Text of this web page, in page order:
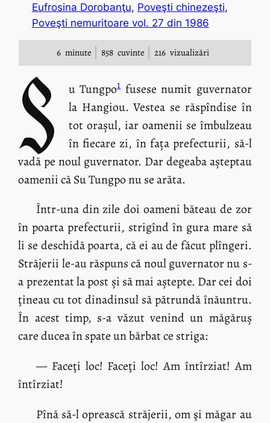
Eufrosina Dorobanţu, Poveşti chinezeşti
Poveşti nemuritoare vol. 27 din 1986
6 minute 858 cuvinte 216 vizualizări
S u Tungpo1fusese numit guvernator
la Hangiou. Vestea se răspîndise în
tot orașul, iar oamenii se îmbulzeau
în fiecare zi, în fața prefecturii, să-l
vadă pe noul guvernator. Dar degeaba așteptau
oamenii că Su Tungpo nu se arăta.
Într-una din zile doi oameni băteau de zor
în poarta prefecturii, strigînd în gura mare să
li se deschidă poarta, că ei au de făcut plîngeri.
Străjerii le-au răspuns că noul guvernator nu s-
a prezentat la post și să mai aștepte. Dar cei doi
ţineau cu tot dinadinsul să pătrundă înăuntru.
În acest timp, s-a văzut venind un măgăruș
care ducea în spate un bărbat ce striga:
— Faceţi loc! Faceţi loc! Am întîrziat! Am
întîrziat!
Pînă să-l oprească străjerii, om şi măgar au